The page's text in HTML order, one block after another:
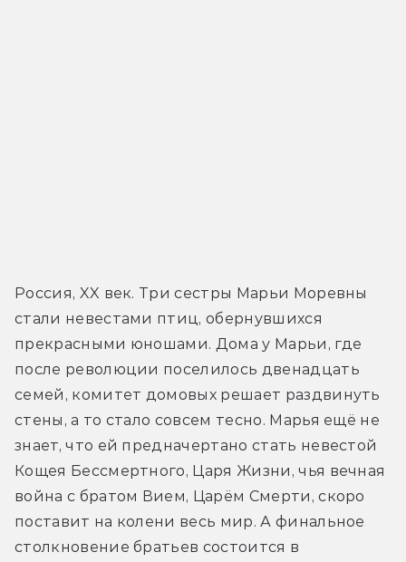
Россия, XX век. Три сестры Марьи Моревны
стали невестами птиц, обернувшихся
прекрасными юношами. Дома у Марьи, где
после революции поселилось двенадцать
семей, комитет домовых решает раздвинуть
стены, а то стало совсем тесно. Марья ещё не
знает, что ей предначертано стать невестой
Кощея Бессмертного, Царя Жизни, чья вечная
война с братом Вием, Царём Смерти, скоро
поставит на колени весь мир. А финальное
столкновение братьев состоится в